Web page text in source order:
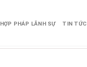
HỢP PHÁP LÃNH SỰ TIN TỨC